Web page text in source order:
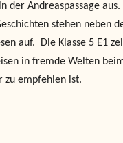
der Andreaspassage
stehen neben
auf. Die Klasse 5 E1
in fremde Welten
zu empfehlen ist.